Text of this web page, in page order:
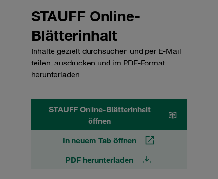
STAUFF Online-
Blätterinhalt
Inhalte gezielt durchsuchen und per E-Mail
teilen, ausdrucken und im PDF-Format
herunterladen
STAUFF Online-Blätterinhalt
öffnen
In neuem Tab öffnen
PDF herunterladen